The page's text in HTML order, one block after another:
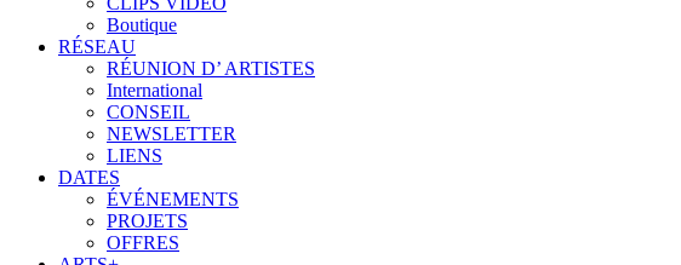
Boutique
RÉSEAU
RÉUNION D’ ARTISTES
International
CONSEIL
NEWSLETTER
LIENS
DATES
ÉVÉNEMENTS
PROJETS
OFFRES